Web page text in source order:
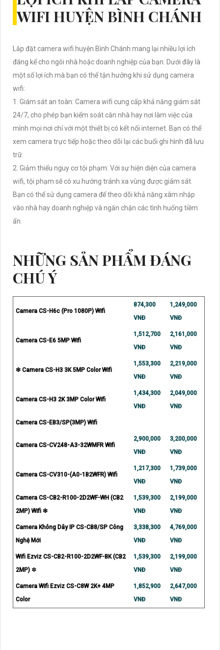
WIFI HUYỆN BÌNH CHÁNH
Lắp đặt camera wifi huyện Bình Chánh mang lại nhiều lợi ích
đáng kể cho ngôi nhà hoặc doanh nghiệp của bạn. Dưới đây là
một số lợi ích mà bạn có thể tận hưởng khi sử dụng camera
wifi:
1. Giám sát an toàn: Camera wifi cung cấp khả năng giám sát
24/7, cho phép bạn kiểm soát căn nhà hay nơi làm việc của
mình mọi nơi chỉ với một thiết bị có kết nối internet. Bạn có thể
xem camera trực tiếp hoặc theo dõi lại các buổi ghi hình đã lưu
trữ.
2. Giảm thiểu nguy cơ tội phạm: Với sự hiện diện của camera
wifi, tội phạm sẽ có xu hướng tránh xa vùng được giám sát.
Bạn có thể sử dụng camera để theo dõi khả năng xâm nhập
vào nhà hay doanh nghiệp và ngăn chặn các tình huống tiềm
ẩn.
NHỮNG SẢN PHẨM ĐÁNG
CHÚ Ý
Camera CS-H6c (Pro 1080P) Wifi
874,300
VNĐ
1,249,000
VNĐ
Camera CS-E6 5MP Wifi
1,512,700
VNĐ
2,161,000
VNĐ
❇ Camera CS-H3 3K 5MP Color Wifi
1,553,300
VNĐ
2,219,000
VNĐ
Camera CS-H3 2K 3MP Color Wifi
1,434,300
VNĐ
2,049,000
VNĐ
Camera CS-EB3/SP(3MP) Wifi
Camera CS-CV248-A3-32WMFR Wifi
2,900,000
VNĐ
3,200,000
VNĐ
Camera CS-CV310-(A0-1B2WFR) Wifi
1,217,300
VNĐ
1,739,000
VNĐ
Camera CS-CB2-R100-2D2WF-WH (CB2
2MP) Wifi ❇
1,539,300
VNĐ
2,199,000
VNĐ
Camera Không Dây IP CS-CB8/SP Công
Nghệ Mới
3,338,300
VNĐ
4,769,000
VNĐ
Wifi Ezviz CS-CB2-R100-2D2WF-BK (CB2
2MP) ✲
1,539,300
VNĐ
2,199,000
VNĐ
Camera Wifi Ezviz CS-C8W 2K+ 4MP
Color
1,852,900
VNĐ
2,647,000
VNĐ